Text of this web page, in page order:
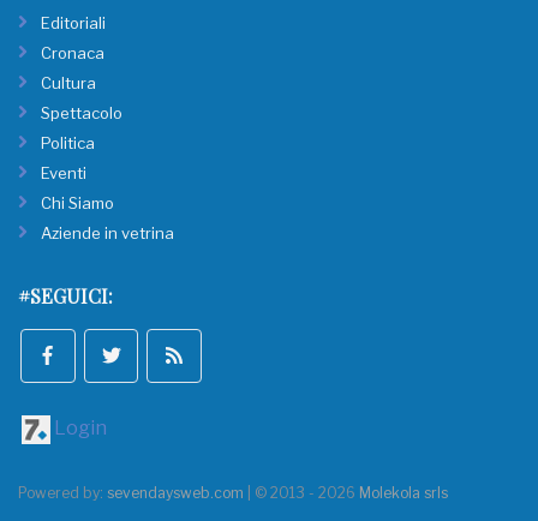
Editoriali
Cronaca
Cultura
Spettacolo
Politica
Eventi
Chi Siamo
Aziende in vetrina
#SEGUICI:
Login
Powered by: sevendaysweb.com | © 2013 - 2026 Molekola srls